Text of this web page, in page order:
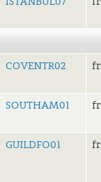
COVENTR02
SOUTHAM01
GUILDFO01